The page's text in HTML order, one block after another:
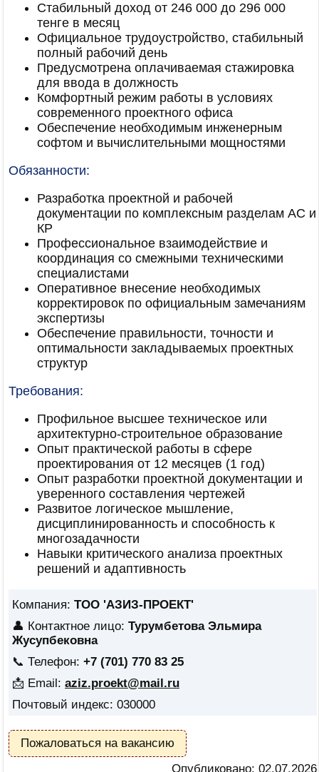
Стабильный доход от 246 000 до 296 000
тенге в месяц
Официальное трудоустройство, стабильный
полный рабочий день
Предусмотрена оплачиваемая стажировка
для ввода в должность
Комфортный режим работы в условиях
современного проектного офиса
Обеспечение необходимым инженерным
софтом и вычислительными мощностями
Обязанности:
Разработка проектной и рабочей
документации по комплексным разделам АС и
КР
Профессиональное взаимодействие и
координация со смежными техническими
специалистами
Оперативное внесение необходимых
корректировок по официальным замечаниям
экспертизы
Обеспечение правильности, точности и
оптимальности закладываемых проектных
структур
Требования:
Профильное высшее техническое или
архитектурно-строительное образование
Опыт практической работы в сфере
проектирования от 12 месяцев (1 год)
Опыт разработки проектной документации и
уверенного составления чертежей
Развитое логическое мышление,
дисциплинированность и способность к
многозадачности
Навыки критического анализа проектных
решений и адаптивность
Компания: ТОО 'АЗИЗ-ПРОЕКТ'
👤 Контактное лицо: Турумбетова Эльмира
Жусупбековна
📞 Телефон: +7 (701) 770 83 25
📩 Email: aziz.proekt@mail.ru
Почтовый индекс: 030000
Пожаловаться на вакансию
Опубликовано: 02.07.2026